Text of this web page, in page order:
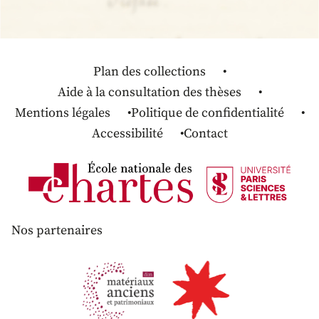
Plan des collections
Aide à la consultation des thèses
Mentions légales
Politique de confidentialité
Accessibilité
Contact
Nos partenaires